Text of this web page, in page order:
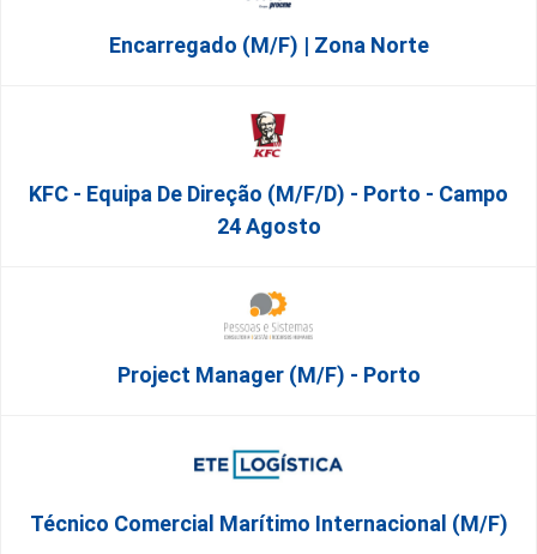
Encarregado (m/f) | Zona Norte
KFC - Equipa De Direção (m/f/d) - Porto - Campo
24 Agosto
Project Manager (m/f) - Porto
Técnico Comercial Marítimo Internacional (m/f)